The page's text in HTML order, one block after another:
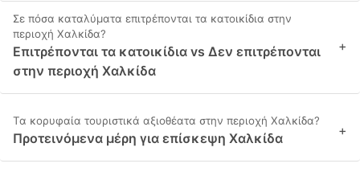
Σε πόσα καταλύματα επιτρέπονται τα κατοικίδια στην
περιοχή Χαλκίδα?
Επιτρέπονται τα κατοικίδια vs Δεν επιτρέπονται
στην περιοχή Χαλκίδα
+
Τα κορυφαία τουριστικά αξιοθέατα στην περιοχή Χαλκίδα?
Προτεινόμενα μέρη για επίσκεψη Χαλκίδα +